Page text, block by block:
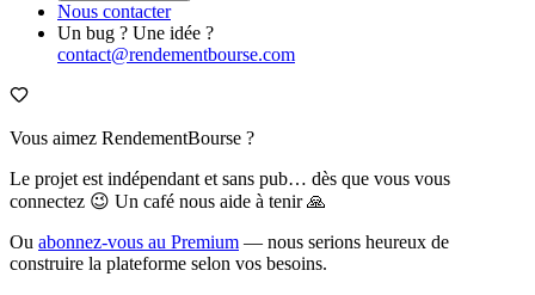
Nous contacter
Un bug ? Une idée ?
contact@rendementbourse.com
Vous aimez RendementBourse ?
Le projet est indépendant et sans pub… dès que vous vous
connectez 😉 Un café nous aide à tenir 🙏
Ou abonnez-vous au Premium — nous serions heureux de
construire la plateforme selon vos besoins.